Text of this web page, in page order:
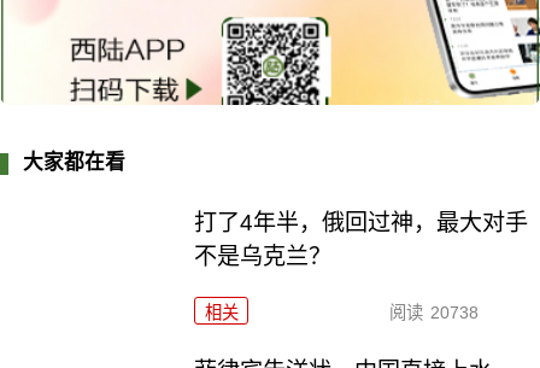
大家都在看
打了4年半，俄回过神，最大对手
不是乌克兰？
相关 阅读 20738